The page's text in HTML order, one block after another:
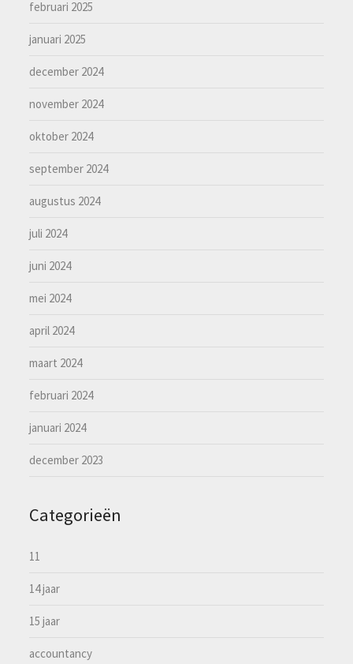
februari 2025
januari 2025
december 2024
november 2024
oktober 2024
september 2024
augustus 2024
juli 2024
juni 2024
mei 2024
april 2024
maart 2024
februari 2024
januari 2024
december 2023
Categorieën
11
14 jaar
15 jaar
accountancy